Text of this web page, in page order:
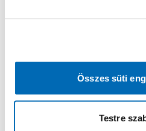
Összes süti
Testre